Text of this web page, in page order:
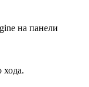
на панели
хода.